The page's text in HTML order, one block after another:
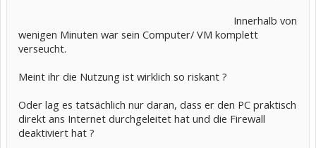
Innerhalb von
wenigen Minuten war sein Computer/ VM komplett
verseucht.
Meint ihr die Nutzung ist wirklich so riskant ?
Oder lag es tatsächlich nur daran, dass er den PC praktisch
direkt ans Internet durchgeleitet hat und die Firewall
deaktiviert hat ?